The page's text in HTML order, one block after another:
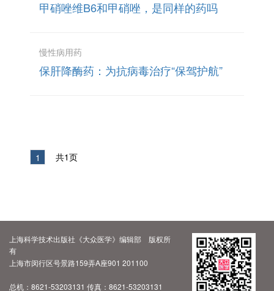
甲硝唑维B6和甲硝唑，是同样的药吗
慢性病用药
保肝降酶药：为抗病毒治疗“保驾护航”
1 共1页
上海科学技术出版社《大众医学》编辑部 版权所
有
上海市闵行区号景路159弄A座901 201100
总机：8621-53203131 传真：8621-53203131